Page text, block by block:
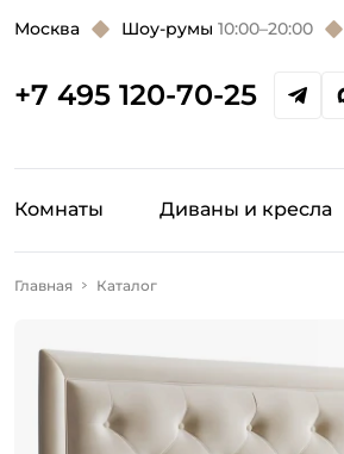
Москва Шоу-румы 10:00–20:00
+7 495 120-70-25
Комнаты Диваны и кресла
Главная Каталог